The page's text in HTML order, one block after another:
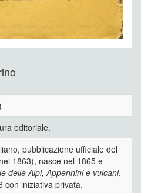
editoriale.
pubblicazione ufficiale del
1863), nasce nel 1865 e
delle Alpi, Appennini e vulcani,
con iniziativa privata.